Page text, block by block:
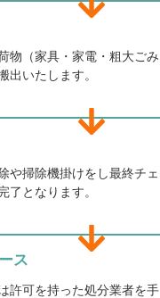
物（家具・家電・粗大ごみ
出いたします。
や掃除機掛けをし最終チェ
了となります。
ス
許可を持った処分業者を手